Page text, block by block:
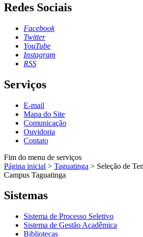
Redes Sociais
Facebook
Twitter
YouTube
Instagram
RSS
Serviços
E-mail
Mapa do Site
Comunicação
Ouvidoria
Contato
Fim do menu de serviços
Página inicial > Taguatinga > Seleção de
Campus Taguatinga
Sistemas
Sistema de Processo Seletivo
Sistema de Gestão Acadêmica
Bibliotecas